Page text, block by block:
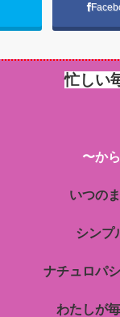
忙しい
〜か
いつの
シンプ
ナチュロパ
わたしが